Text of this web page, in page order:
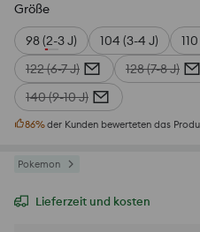
Größe
98 (2-3 J) 104 (3-4 J)
122 (6-7 J)
128 (7-8 J)
140 (9-10 J)
86%der Kunden bewerteten das
Pokemon
Lieferzeit und kosten